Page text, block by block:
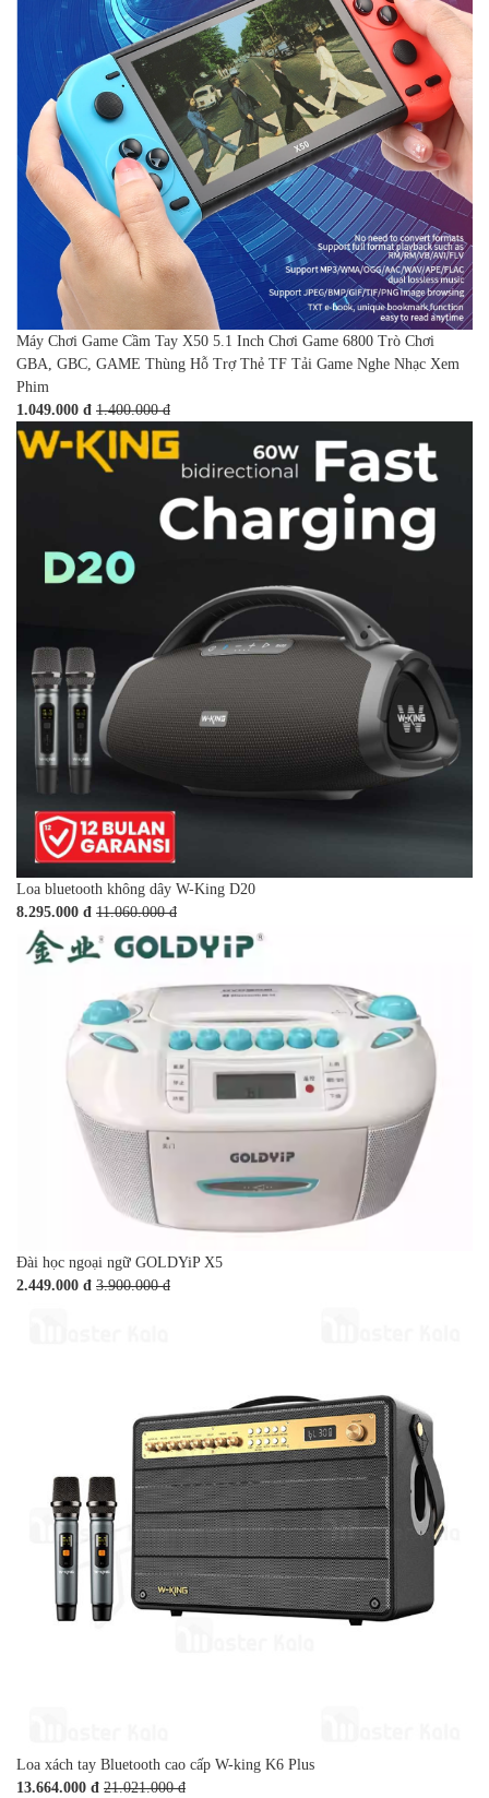
Máy Chơi Game Cầm Tay X50 5.1 Inch Chơi Game 6800 Trò Chơi
GBA, GBC, GAME Thùng Hỗ Trợ Thẻ TF Tải Game Nghe Nhạc Xem
Phim
1.049.000 đ 1.400.000 đ
Loa bluetooth không dây W-King D20
8.295.000 đ 11.060.000 đ
Đài học ngoại ngữ GOLDYiP X5
2.449.000 đ 3.900.000 đ
Loa xách tay Bluetooth cao cấp W-king K6 Plus
13.664.000 đ 21.021.000 đ